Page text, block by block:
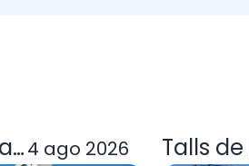
comercialitzadora
4 ago 2026 Talls